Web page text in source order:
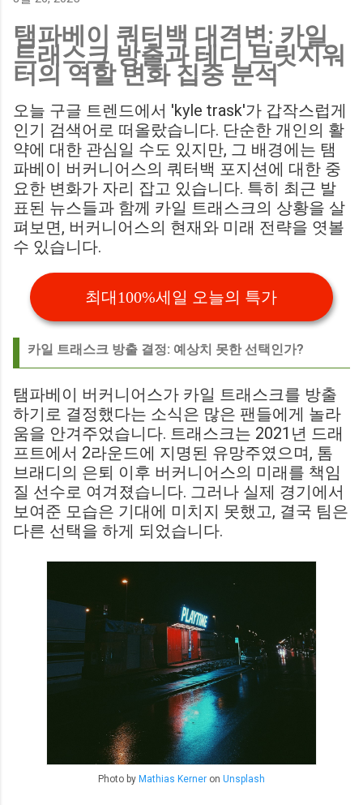
Match : 경기 당일 실시간 스코어 업데이트를 제공하는 뉴스로,
팬들의 높은 관심도를 반영합니다. Chris Davies: Birmingham
City boss says his side have to try to "be themselves" away
에서 팀 고유의 색깔을 유지하는 것이 중요하다고 강조했습니
다. ...
탬파베이 쿼터백 대격변: 카일
트래스크 방출과 테디 브릿지워
터의 역할 변화 집중 분석
오늘 구글 트렌드에서 'kyle trask'가 갑작스럽게
인기 검색어로 떠올랐습니다. 단순한 개인의 활
약에 대한 관심일 수도 있지만, 그 배경에는 탬
파베이 버커니어스의 쿼터백 포지션에 대한 중
요한 변화가 자리 잡고 있습니다. 특히 최근 발
표된 뉴스들과 함께 카일 트래스크의 상황을 살
펴보면, 버커니어스의 현재와 미래 전략을 엿볼
수 있습니다.
최대100%세일 오늘의 특가
카일 트래스크 방출 결정: 예상치 못한 선택인가?
탬파베이 버커니어스가 카일 트래스크를 방출
하기로 결정했다는 소식은 많은 팬들에게 놀라
움을 안겨주었습니다. 트래스크는 2021년 드래
프트에서 2라운드에 지명된 유망주였으며, 톰
브래디의 은퇴 이후 버커니어스의 미래를 책임
질 선수로 여겨졌습니다. 그러나 실제 경기에서
보여준 모습은 기대에 미치지 못했고, 결국 팀은
다른 선택을 하게 되었습니다.
Photo by Mathias Kerner on Unsplash